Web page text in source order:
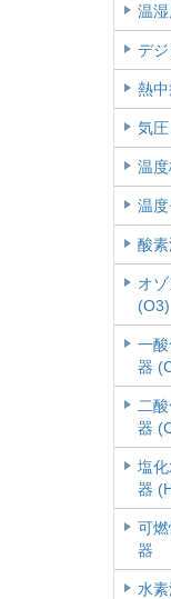
温
デ
熱
気
温
温
酸
オ
(O3)
一
器
二
器
塩
器
可
器
水